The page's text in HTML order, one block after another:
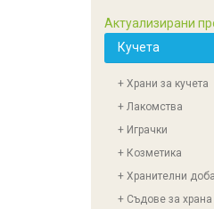
Актуализирани
Кучета
+ Храни за кучета
+ Лакомства
+ Играчки
+ Козметика
+ Хранителни
+ Съдове за